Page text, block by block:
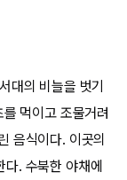
대의 비늘을 벗기
먹이고 조물거려
음식이다. 이곳의
다. 수북한 야채에